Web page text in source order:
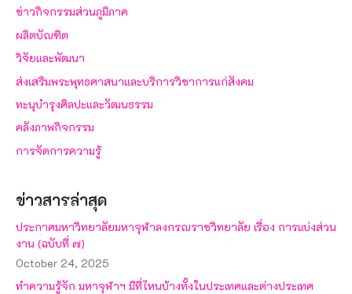
ข่าวกิจกรรมส่วนภูมิภาค
ผลิตบัณฑิต
วิจัยและพัฒนา
ส่งเสริมพระพุทธศาสนาและบริการวิชาการแก่สังคม
ทะนุบำรุงศิลปะและวัฒนธรรม
คลังภาพกิจกรรม
การจัดการความรู้
ข่าวสารล่าสุด
ประกาศมหาวิทยาลัยมหาจุฬาลงกรณราชวิทยาลัย เรื่อง การแบ่งส่วน
งาน (ฉบับที่ ๗)
October 24, 2025
ทำความรู้จัก มหาจุฬาฯ มีที่ไหนบ้างทั้งในประเทศและต่างประเทศ